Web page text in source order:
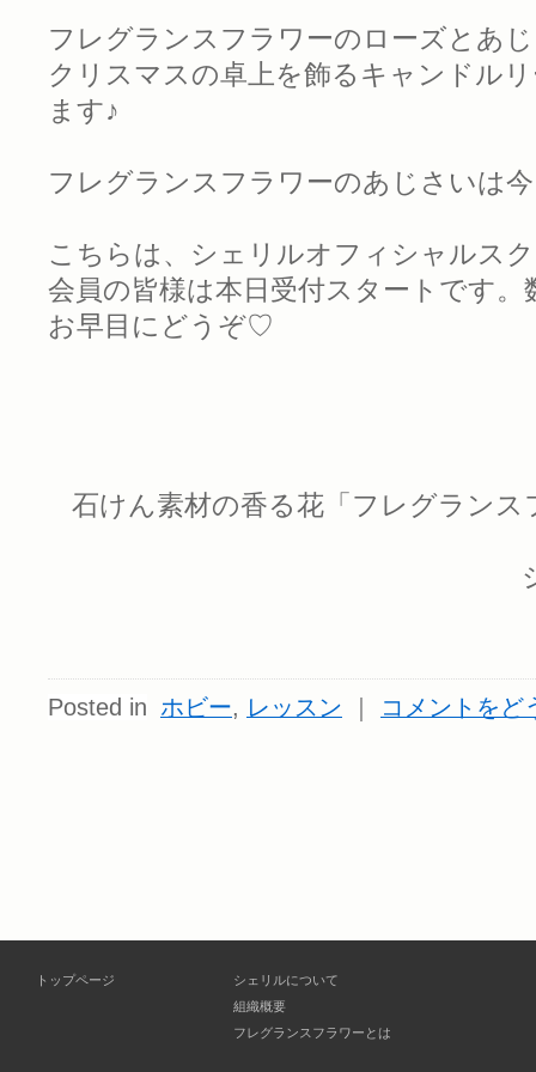
フレグランスフラワーのローズとあ
クリスマスの卓上を飾るキャンドル
ます♪
フレグランスフラワーのあじさいは
こちらは、シェリルオフィシャルス
会員の皆様は本日受付スタートです
お早目にどうぞ♡
石けん素材の香る花「フレグラン
Posted in ホビー, レッスン コメントをど
トップページ
シェリルについて
組織概要
フレグランスフラワーとは